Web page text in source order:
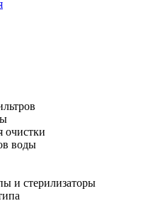
очистки
воды
и стерилизаторы